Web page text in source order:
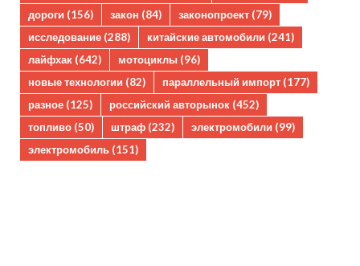
дороги (156) закон (84) законопроект (79)
исследование (288) китайские автомобили (241)
лайфхак (642) мотоциклы (96)
новые технологии (82) параллельный импорт (177)
разное (125) российский авторынок (452)
топливо (50) штраф (232) электромобили (99)
электромобиль (151)